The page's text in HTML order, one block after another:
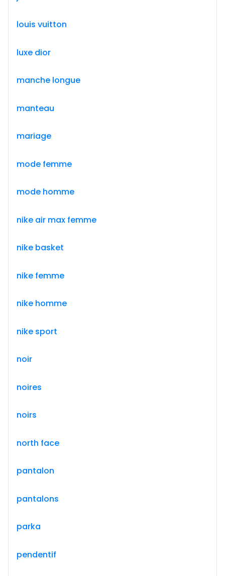
louis vuitton
luxe dior
manche longue
manteau
mariage
mode femme
mode homme
nike air max femme
nike basket
nike femme
nike homme
nike sport
noir
noires
noirs
north face
pantalon
pantalons
parka
pendentif